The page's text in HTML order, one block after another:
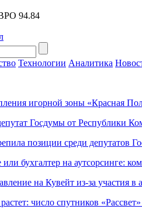
94.84
Технологии Аналитика
игорной зоны «Красная
Госдумы от Республики
позиции среди депутатов
или бухгалтер на аутсорсинге:
на Кувейт из-за участия в
число спутников